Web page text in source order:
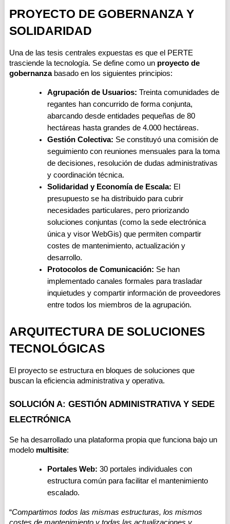
PROYECTO DE GOBERNANZA Y
SOLIDARIDAD
Una de las tesis centrales expuestas es que el PERTE
trasciende la tecnología. Se define como un proyecto de
gobernanza basado en los siguientes principios:
Agrupación de Usuarios: Treinta comunidades de
regantes han concurrido de forma conjunta,
abarcando desde entidades pequeñas de 80
hectáreas hasta grandes de 4.000 hectáreas.
Gestión Colectiva: Se constituyó una comisión de
seguimiento con reuniones mensuales para la toma
de decisiones, resolución de dudas administrativas
y coordinación técnica.
Solidaridad y Economía de Escala: El
presupuesto se ha distribuido para cubrir
necesidades particulares, pero priorizando
soluciones conjuntas (como la sede electrónica
única y visor WebGis) que permiten compartir
costes de mantenimiento, actualización y
desarrollo.
Protocolos de Comunicación: Se han
implementado canales formales para trasladar
inquietudes y compartir información de proveedores
entre todos los miembros de la agrupación.
ARQUITECTURA DE SOLUCIONES
TECNOLÓGICAS
El proyecto se estructura en bloques de soluciones que
buscan la eficiencia administrativa y operativa.
SOLUCIÓN A: GESTIÓN ADMINISTRATIVA Y SEDE
ELECTRÓNICA
Se ha desarrollado una plataforma propia que funciona bajo un
modelo multisite:
Portales Web: 30 portales individuales con
estructura común para facilitar el mantenimiento
escalado.
“Compartimos todos las mismas estructuras, los mismos
costes de mantenimiento y todas las actualizaciones y